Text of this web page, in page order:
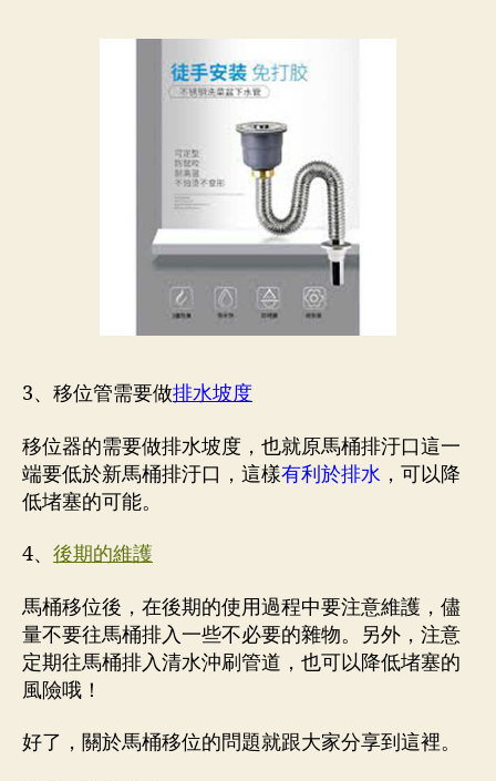
3、移位管需要做排水坡度
移位器的需要做排水坡度，也就原馬桶排汙口這一
端要低於新馬桶排汙口，這樣有利於排水 ，可以降
低堵塞的可能。
4、 後期的維護
馬桶移位後，在後期的使用過程中要注意維護，儘
量不要往馬桶排入一些不必要的雜物。另外，注意
定期往馬桶排入清水沖刷管道，也可以降低堵塞的
風險哦！
好了，關於馬桶移位的問題就跟大家分享到這裡。